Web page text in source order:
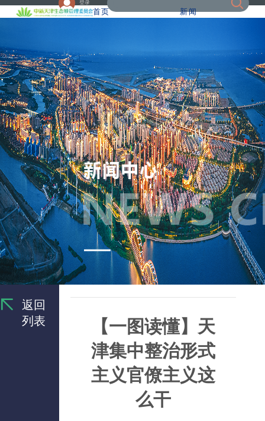
登录
首页 新闻
返回
列表
【一图读懂】天
津集中整治形式
主义官僚主义这
么干